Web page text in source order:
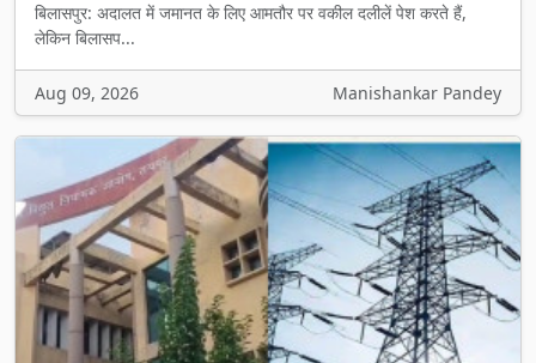
बिलासपुर: अदालत में जमानत के लिए आमतौर पर वकील दलीलें पेश करते हैं,
लेकिन बिलासप...
Aug 09, 2026 Manishankar Pandey